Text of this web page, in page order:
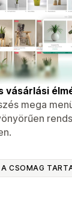
vásárlási
mega
A CSOMAG